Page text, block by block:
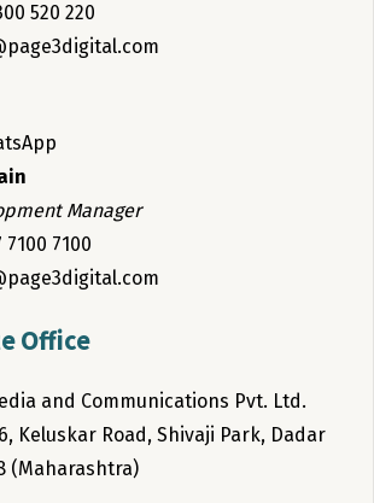
520 220
Manager
7100 7100
Office
and Communications Pvt. Ltd.
Keluskar Road, Shivaji Park, Dadar
(Maharashtra)